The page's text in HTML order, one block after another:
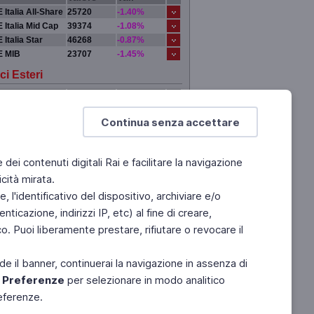
Continua senza accettare
contenuti digitali Rai e facilitare la navigazione
mirata.
l'identificativo del dispositivo, archiviare e/o
indirizzi IP, etc) al fine di creare,
Puoi liberamente prestare, rifiutare o revocare il
il banner, continuerai la navigazione in assenza di
Preferenze per selezionare in modo analitico
Italia All-Share 25720
-1.40%
Italia Mid Cap
39374
-1.08%
Italia Star
46268
-0.87%
MIB
23707 -1.45%
Esteri
0.00%
0.00%
0.00%